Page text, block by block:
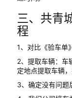
三、共青
程
1、对比《验车单
2、提取车辆：车
定地点提取车辆，
3、确定没有问题